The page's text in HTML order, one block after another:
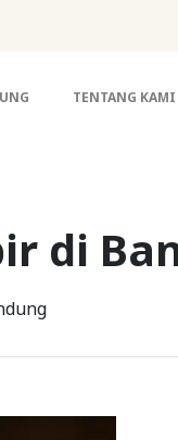
TENTANG KAMI
di